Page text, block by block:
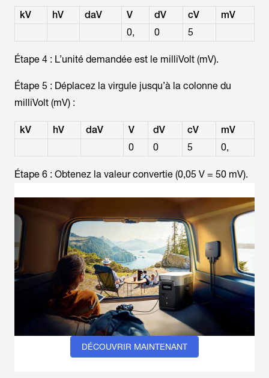
kV hV daV V dV cV
mV
0,
0 5
Étape 4 : L’unité demandée est le milliVolt (mV).
Étape 5 : Déplacez la virgule jusqu’à la colonne du
milliVolt (mV) :
kV hV daV V dV cV
mV
0
0 5 0,
Étape 6 : Obtenez la valeur convertie (0,05 V = 50 mV).
DÉCOUVRIR MAINTENANT